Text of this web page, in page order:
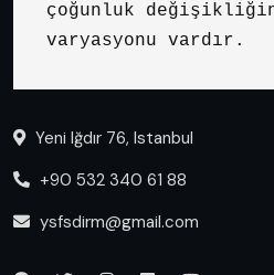
çoğunluk
varyasyonu vardır.
Yeni Iğdır 76, Istanbul
+90 532 340 61 88
ysfsdirm@gmail.com